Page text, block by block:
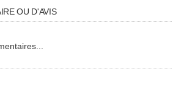
OU D'AVIS